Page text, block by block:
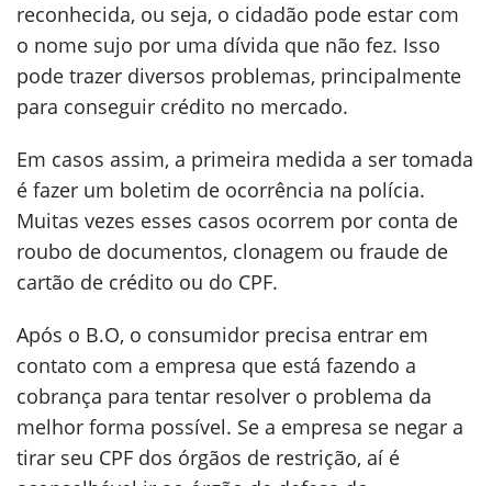
reconhecida, ou seja, o cidadão pode estar com
o nome sujo por uma dívida que não fez. Isso
pode trazer diversos problemas, principalmente
para conseguir crédito no mercado.
Em casos assim, a primeira medida a ser tomada
é fazer um boletim de ocorrência na polícia.
Muitas vezes esses casos ocorrem por conta de
roubo de documentos, clonagem ou fraude de
cartão de crédito ou do CPF.
Após o B.O, o consumidor precisa entrar em
contato com a empresa que está fazendo a
cobrança para tentar resolver o problema da
melhor forma possível. Se a empresa se negar a
tirar seu CPF dos órgãos de restrição, aí é